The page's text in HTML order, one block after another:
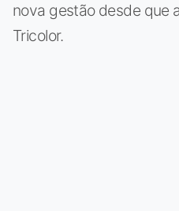
nova gestão desde que
Tricolor.